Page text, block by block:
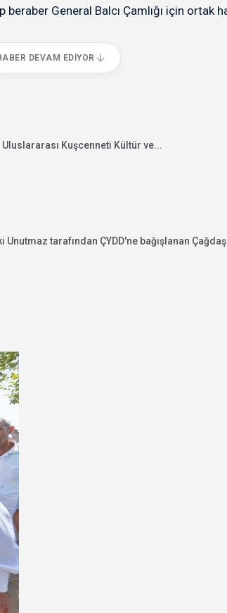
General Balcı Çamlığı için ortak
DEVAM EDIYOR
Kuşcenneti Kültür ve...
tarafından ÇYDD'ne bağışlanan